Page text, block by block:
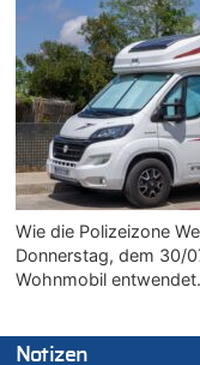
Wie die Polizeizone
Donnerstag, dem 30/
Wohnmobil entwendet.
Notizen